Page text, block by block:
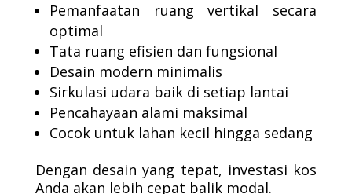
Pemanfaatan ruang vertikal secara
optimal
Tata ruang efisien dan fungsional
Desain modern minimalis
Sirkulasi udara baik di setiap lantai
Pencahayaan alami maksimal
Cocok untuk lahan kecil hingga sedang
Dengan desain yang tepat, investasi kos
Anda akan lebih cepat balik modal.